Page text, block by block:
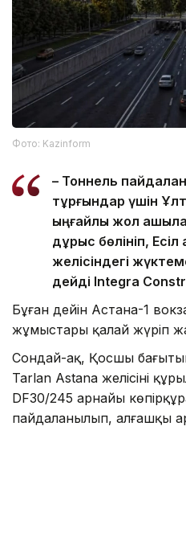
Фото: Kazinform
– Тоннель
тұрғындар үшін
ыңғайлы жол
дұрыс бөлініп,
желісіндегі
дейді Integra
Бұған дейін Астана-1
жұмыстары қалай жүріп
Сондай-ақ, Қосшы
Tarlan Astana желісінің
DF30/245 арнайы
пайдаланылып, алғашқы